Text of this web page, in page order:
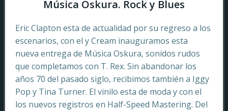
Música Oskura. Rock y Blues
Eric Clapton esta de actualidad por su regreso a los
escenarios, con el y Cream inauguramos esta
nueva entrega de Música Oskura, sonidos rudos
que completamos con T. Rex. Sin abandonar los
años 70 del pasado siglo, recibimos también a Iggy
Pop y Tina Turner. El vinilo esta de moda y con el
los nuevos registros en Half-Speed Mastering. Del